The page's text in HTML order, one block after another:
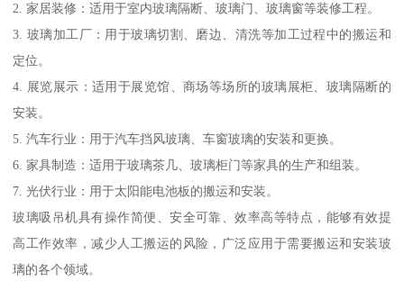
2. 家居装修：适用于室内玻璃隔断、玻璃门、玻璃窗等装修工程。
3. 玻璃加工厂：用于玻璃切割、磨边、清洗等加工过程中的搬运和
定位。
4. 展览展示：适用于展览馆、商场等场所的玻璃展柜、玻璃隔断的
安装。
5. 汽车行业：用于汽车挡风玻璃、车窗玻璃的安装和更换。
6. 家具制造：适用于玻璃茶几、玻璃柜门等家具的生产和组装。
7. 光伏行业：用于太阳能电池板的搬运和安装。
玻璃吸吊机具有操作简便、安全可靠、效率高等特点，能够有效提
高工作效率，减少人工搬运的风险，广泛应用于需要搬运和安装玻
璃的各个领域。